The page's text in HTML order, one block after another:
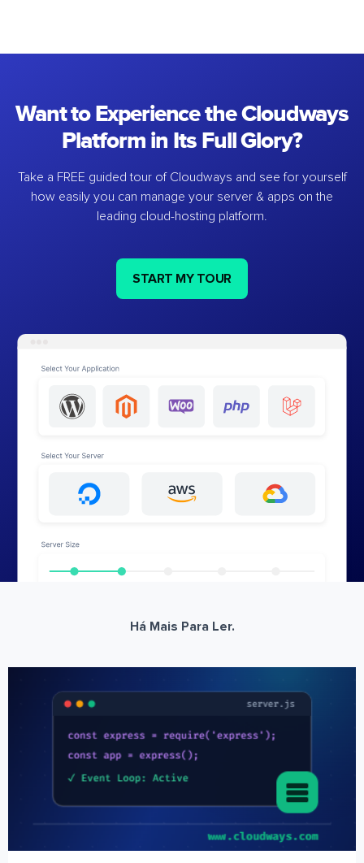
Want to Experience the Cloudways
Platform in Its Full Glory?
Take a FREE guided tour of Cloudways and see for yourself
how easily you can manage your server & apps on the
leading cloud-hosting platform.
START MY TOUR
Há Mais Para Ler.